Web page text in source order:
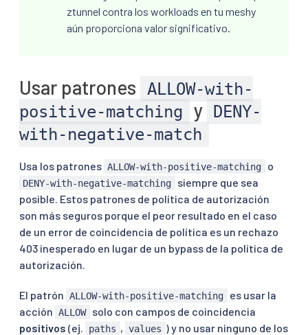
ztunnel contra los workloads en tu meshy
aún proporciona valor significativo.
Usar patrones
ALLOW-with-
positive-matching
y DENY-
with-negative-match
Usa los patrones ALLOW-with-positive-matching o
DENY-with-negative-matching
siempre que sea
posible. Estos patrones de política de autorización
son más seguros porque el peor resultado en el caso
de un error de coincidencia de política es un rechazo
403 inesperado en lugar de un bypass de la política de
autorización.
El patrón ALLOW-with-positive-matching
es usar la
acción ALLOW solo con campos de coincidencia
positivos (ej. paths , values ) y no usar ninguno de los